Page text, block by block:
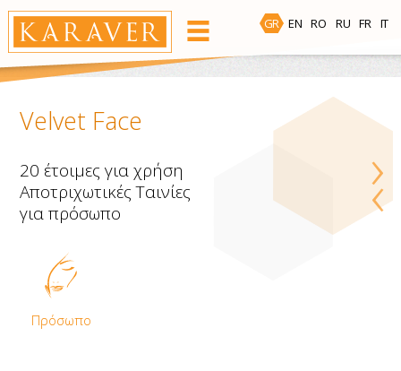
ΠΡΟΪΌΝΤΑ
Περιοχή Αποτρίχωσης
Πρόσωπο Σώμα Μπικίνι Μασχάλες
GR EN RO RU FR IT
Velvet Face
20 έτοιμες για χρήση
Αποτριχωτικές Ταινίες
για πρόσωπο
Πρόσωπο
‹
›